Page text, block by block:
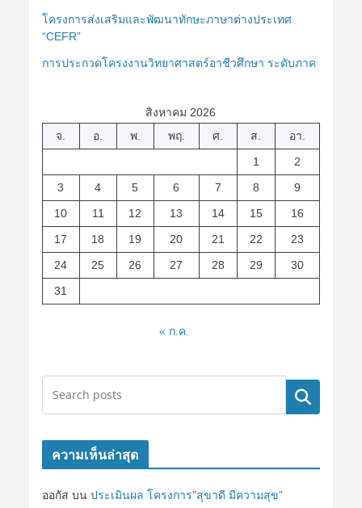
โครงการส่งเสริมและพัฒนาทักษะภาษาต่างประเทศ
“CEFR”
การประกวดโครงงานวิทยาศาสตร์อาชีวศึกษา ระดับภาค
สิงหาคม 2026
จ.
อ. พ. พฤ. ศ. ส.
อา.
1
2
3
4 5 6 7 8
9
10
11 12 13 14 15
16
17
18 19 20 21 22
23
24
25 26 27 28 29
30
31
« ก.ค.
ค้นหา
ความเห็นล่าสุด
ออกัส บน ประเมินผล โครงการ”สุขาดี มีความสุข”